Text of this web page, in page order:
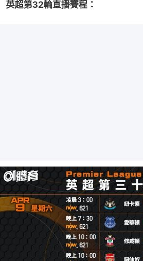
英超第32輪直播賽程：